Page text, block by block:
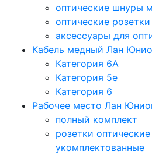
оптические шнуры
оптические розетки
аксессуары для
Кабель медный Лан
Категория 6A
Категория 5e
Категория 6
Рабочее место Лан
полный комплект
розетки
укомплектованные